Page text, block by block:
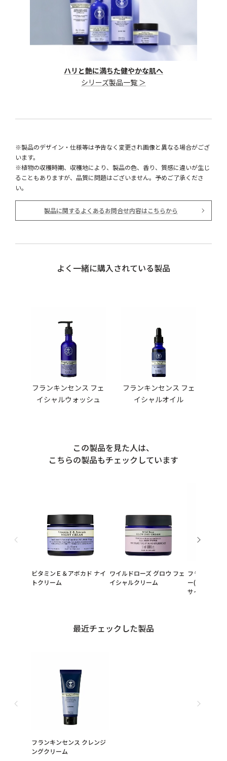
ハリと艶に満ちた健やかな肌へ
シリーズ製品一覧 ＞
※製品のデザイン・仕様等は予告なく変更され画像と異なる場合がござ
います。
※植物の収穫時期、収穫地により、製品の色、香り、質感に違いが生じ
ることもありますが、品質に問題はございません。予めご了承くださ
い。
製品に関するよくあるお問合せ内容はこちらから
よく一緒に購入されている製品
フランキンセンス フェ
イシャルウォッシュ
フランキンセンス フェ
イシャルオイル
この製品を見た人は、
こちらの製品もチェックしています
ビタミンＥ＆アボカド ナイ
トクリーム
ワイルドローズ グロウ フェ
イシャルクリーム
フランキンセ
ー(高機能化
サイズ プレ
最近チェックした製品
フランキンセンス クレンジ
ングクリーム